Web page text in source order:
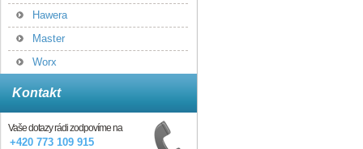
Hawera
Master
Worx
Kontakt
Vaše dotazy rádi zodpovíme na
+420 773 109 915